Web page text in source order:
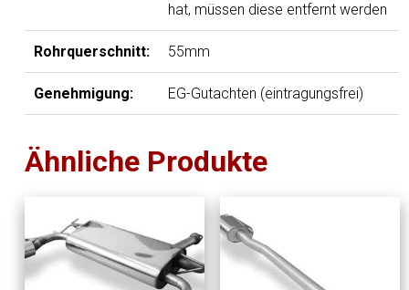
hat, müssen diese entfernt werden
Rohrquerschnitt: 55mm
Genehmigung: EG-Gutachten (eintragungsfrei)
Ähnliche Produkte